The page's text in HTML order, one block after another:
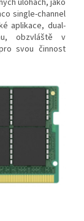
úlohách, jako
single-channel
aplikace, dual-
obzvláště v
svou činnost